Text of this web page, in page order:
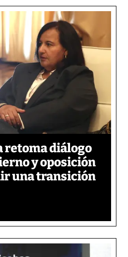
retoma diálogo
y oposición
una transición